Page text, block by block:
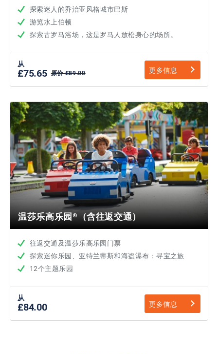
探索迷人的乔治亚风格城市巴斯
游览水上伯顿
探索古罗马浴场，这是罗马人放松身心的场所。
从
£75.65 原价 £89.00 更多信息
温莎乐高乐园®（含往返交通）
往返交通及温莎乐高乐园门票
探索迷你乐园、亚特兰蒂斯和海盗瀑布：寻宝之旅
12个主题乐园
从
£84.00 更多信息